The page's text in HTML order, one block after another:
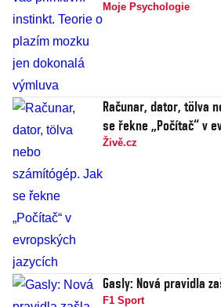
Moje Psychologie
Računar, dator, tölva
se řekne „Počítač“ v
Živě.cz
Gasly: Nová pravidla
F1 Sport